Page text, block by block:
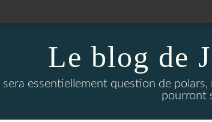
Le blog de
Il sera essentiellement question de
pourront